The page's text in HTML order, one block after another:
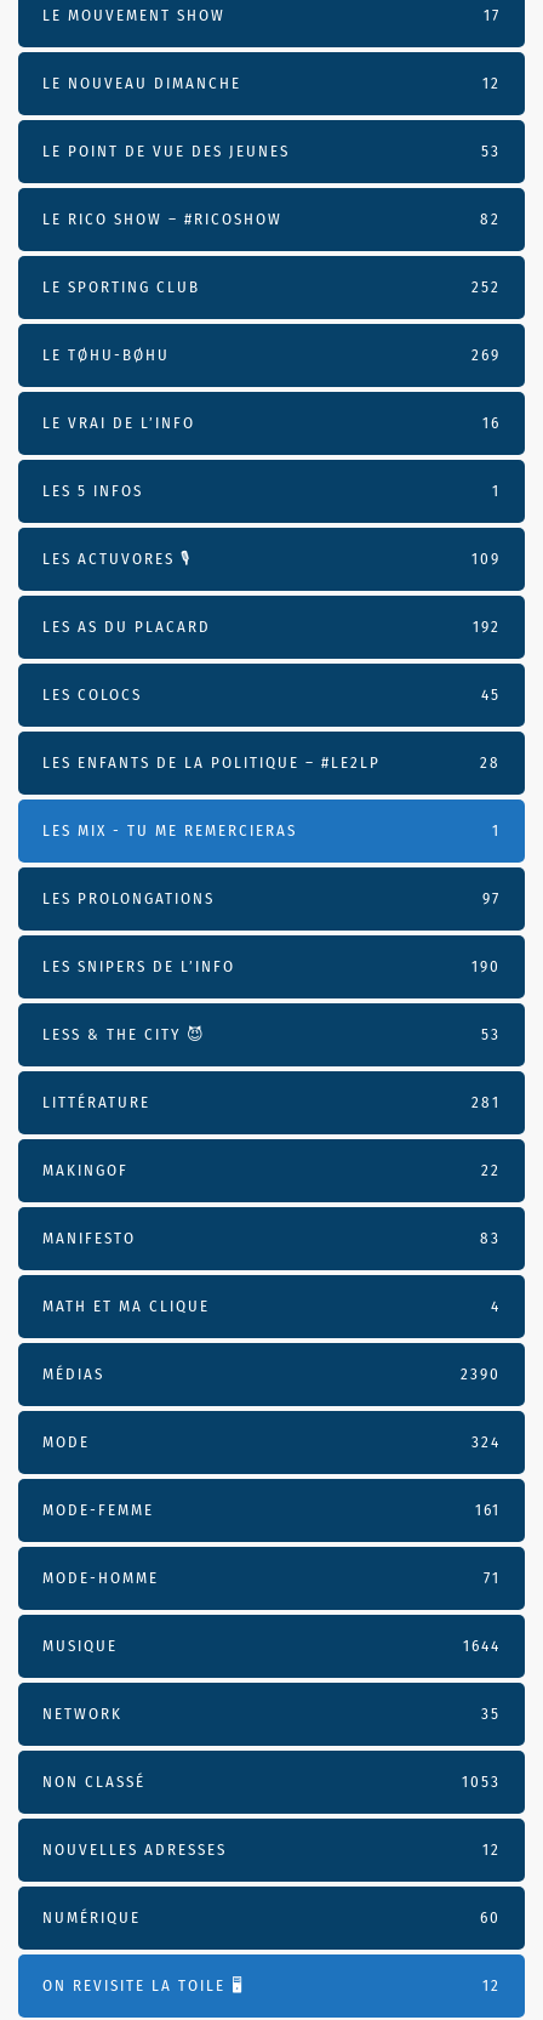
LE MOUVEMENT SHOW 17
LE NOUVEAU DIMANCHE 12
LE POINT DE VUE DES JEUNES 53
LE RICO SHOW – #RICOSHOW 82
LE SPORTING CLUB 252
LE TØHU-BØHU 269
LE VRAI DE L’INFO 16
LES 5 INFOS 1
LES ACTUVORES 🎙 109
LES AS DU PLACARD 192
LES COLOCS 45
LES ENFANTS DE LA POLITIQUE – #LE2LP 28
LES MIX - TU ME REMERCIERAS 1
LES PROLONGATIONS 97
LES SNIPERS DE L’INFO 190
LESS & THE CITY 😈 53
LITTÉRATURE 281
MAKINGOF 22
MANIFESTO 83
MATH ET MA CLIQUE 4
MÉDIAS 2390
MODE 324
MODE-FEMME 161
MODE-HOMME 71
MUSIQUE 1644
NETWORK 35
NON CLASSÉ 1053
NOUVELLES ADRESSES 12
NUMÉRIQUE 60
ON REVISITE LA TOILE 🖥️ 12